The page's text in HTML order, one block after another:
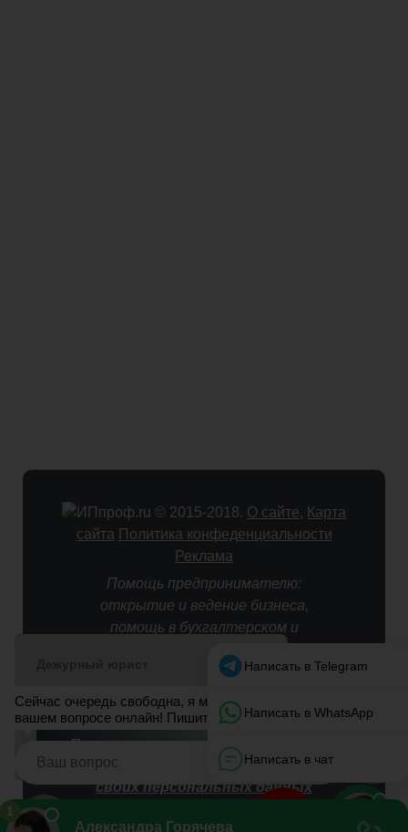
© 2015-2018. О сайте, Карта
сайта Политика конфеденциальности
Реклама
Помощь предпринимателю:
открытие и ведение бизнеса,
помощь в бухгалтерском и
Оставляя персональные данные
(email, имя, телефон) в формах
на страницах данного сайта, Вы
автоматически подтверждаете
свое согласие наобработку
своих персональных данных